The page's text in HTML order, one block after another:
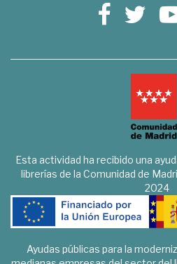
Esta actividad ha recibido una
librerías de la Comunidad de
2024
Ayudas públicas para la